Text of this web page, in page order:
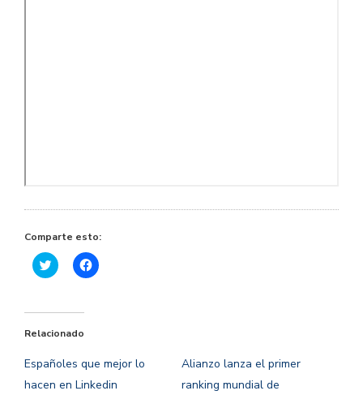
Comparte esto:
Haz
clic
Twitter
abre
una
ventana
nueva)
Haz
clic
ventana
nueva)
Relacionado
Españoles que mejor lo
hacen en Linkedin
Alianzo lanza el primer
ranking mundial de